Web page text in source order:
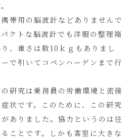
帯用の脳波計などありませんで
クトな脳波計でも洋服の整理箱
、重さは数10ｋｇもありまし
で引いてコペンハーゲンまで行
研究は乗務員の労働環境と密接
状です。このために、この研究
ありました。協力というのは往
ことです。しかも客室に大きな